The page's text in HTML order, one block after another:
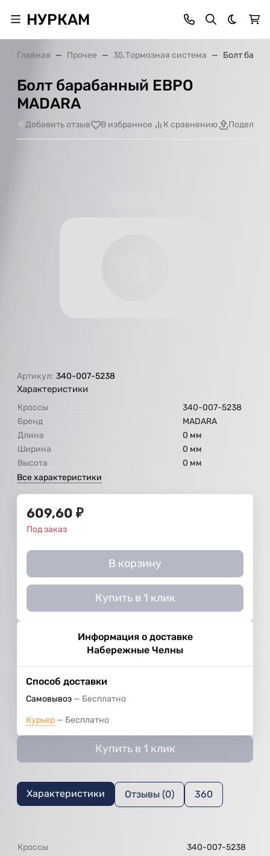
НУРКАМ Темная
Главная Прочее 35.Тормозная система Болт
Болт барабанный ЕВРО
МАDARA
Добавить отзыв В избранное К сравнению
Артикул: 340-007-5238
Характеристики
Кроссы
340-007-5238
Бренд
МАDARA
Длина
0 мм
Ширина
0 мм
Высота
0 мм
Все характеристики
609,60 ₽
Под заказ
В корзину
Купить в 1 клик
Информация о доставке
Набережные Челны
Способ доставки
Самовывоз Бесплатно
Курьер Бесплатно
Купить в 1 клик
Характеристики Отзывы (0) 360
Кроссы 340-007-5238